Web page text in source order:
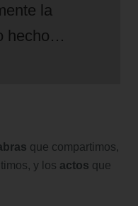
la
hecho…
que compartimos,
y los actos que